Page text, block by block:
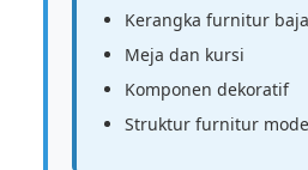
Kerangka furnitur
Meja dan kursi
Komponen dekoratif
Struktur furnitur